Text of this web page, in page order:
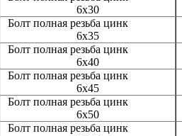
6х30
Болт полная резьба цинк
6х35
Болт полная резьба цинк
6х40
Болт полная резьба цинк
6х45
Болт полная резьба цинк
6х50
Болт полная резьба цинк